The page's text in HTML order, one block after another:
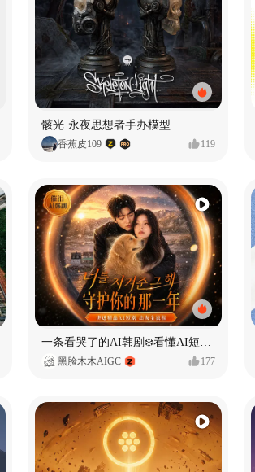
骸光·永夜思想者手办模型
香蕉皮109 119
黑脸木木AIGC 177